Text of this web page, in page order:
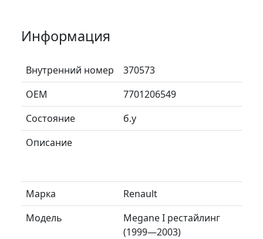
Информация
Внутренний номер
370573
ОЕМ
7701206549
Состояние
б.у
Описание
Марка
Renault
Модель
Megane I рестайлинг
(1999—2003)